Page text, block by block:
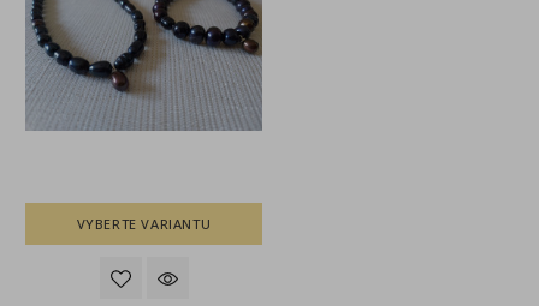
VYBERTE VARIANTU